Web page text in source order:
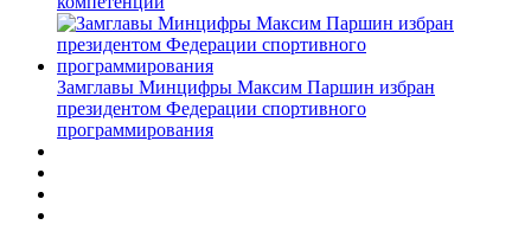
Замглавы Минцифры Максим Паршин избран
президентом Федерации спортивного
программирования